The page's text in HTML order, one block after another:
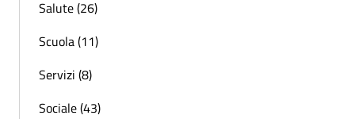
Salute (26)
Scuola (11)
Servizi (8)
Sociale (43)